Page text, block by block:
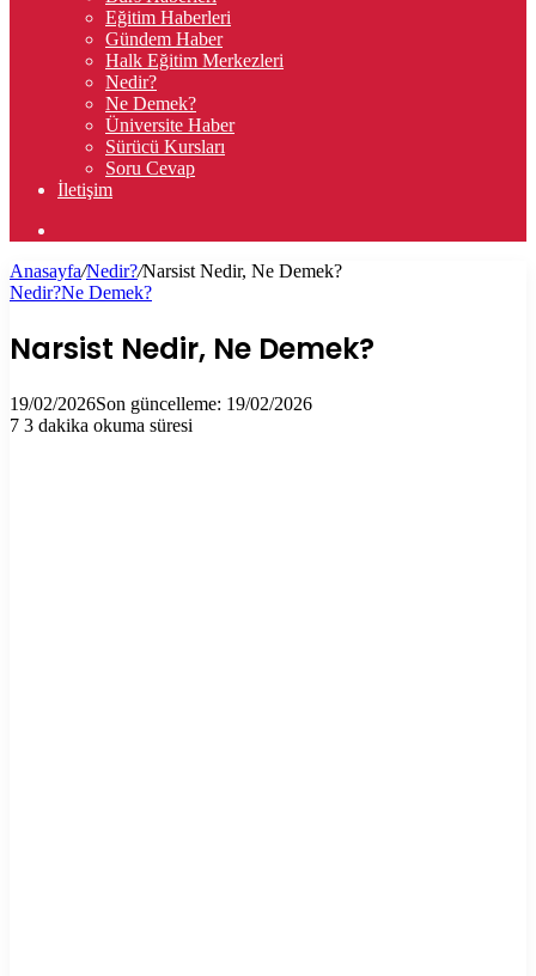
Eğitim Haberleri
Gündem Haber
Halk Eğitim Merkezleri
Nedir?
Ne Demek?
Üniversite Haber
Sürücü Kursları
Soru Cevap
İletişim
...
Anasayfa/Nedir?/Narsist Nedir, Ne Demek?
Nedir?Ne Demek?
Narsist Nedir, Ne Demek?
19/02/2026Son güncelleme: 19/02/2026
7 3 dakika okuma süresi